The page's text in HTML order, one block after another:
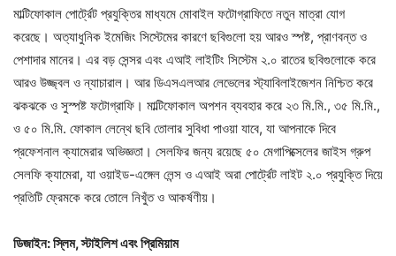
মাল্টিফোকাল পোর্ট্রেট প্রযুক্তির মাধ্যমে মোবাইল ফটোগ্রাফিতে নতুন মাত্রা যোগ
করেছে। অত্যাধুনিক ইমেজিং সিস্টেমের কারণে ছবিগুলো হয় আরও স্পষ্ট, প্রাণবন্ত ও
পেশাদার মানের। এর বড় সেন্সর এবং এআই লাইটিং সিস্টেম ২.০ রাতের ছবিগুলোকে করে
আরও উজ্জ্বল ও ন্যাচারাল। আর ডিএসএলআর লেভেলের স্ট্যাবিলাইজেশন নিশ্চিত করে
ঝকঝকে ও সুস্পষ্ট ফটোগ্রাফি। মাল্টিফোকাল অপশন ব্যবহার করে ২৩ মি.মি., ৩৫ মি.মি.,
ও ৫০ মি.মি. ফোকাল লেন্থে ছবি তোলার সুবিধা পাওয়া যাবে, যা আপনাকে দিবে
প্রফেশনাল ক্যামেরার অভিজ্ঞতা। সেলফির জন্য রয়েছে ৫০ মেগাপিক্সেলের জাইস গ্রুপ
সেলফি ক্যামেরা, যা ওয়াইড-এঙ্গেল লেন্স ও এআই অরা পোর্ট্রেট লাইট ২.০ প্রযুক্তি দিয়ে
প্রতিটি ফ্রেমকে করে তোলে নিখুঁত ও আকর্ষণীয়।
ডিজাইন:স্লিম,স্টাইলিশ এবং প্রিমিয়াম